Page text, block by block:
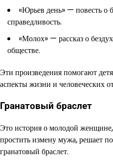
«Юрьев день» — повесть о
справедливость.
«Молох» — рассказ о
обществе.
Эти произведения помогают
аспекты жизни и человеческих
Гранатовый браслет
Это история о молодой
простить измену мужа, решает
гранатовый браслет.